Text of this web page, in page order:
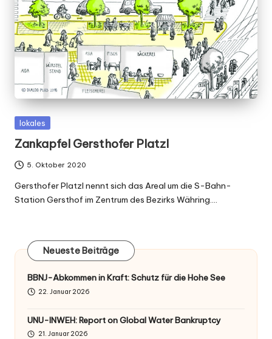
Posted
lokales
Zankapfel Gersthofer Platzl
5. Oktober 2020
Gersthofer Platzl nennt sich das Areal um die S-Bahn-
Station Gersthof im Zentrum des Bezirks Währing.…
Neueste Beiträge
BBNJ-Abkommen in Kraft: Schutz für die Hohe See
22. Januar 2026
UNU-INWEH: Report on Global Water Bankruptcy
21. Januar 2026